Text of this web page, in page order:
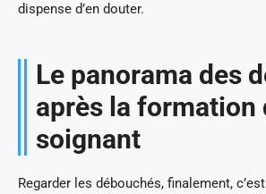
dispense d’en douter.
Le panorama des
après la formation
soignant
Regarder les débouchés, finalement,